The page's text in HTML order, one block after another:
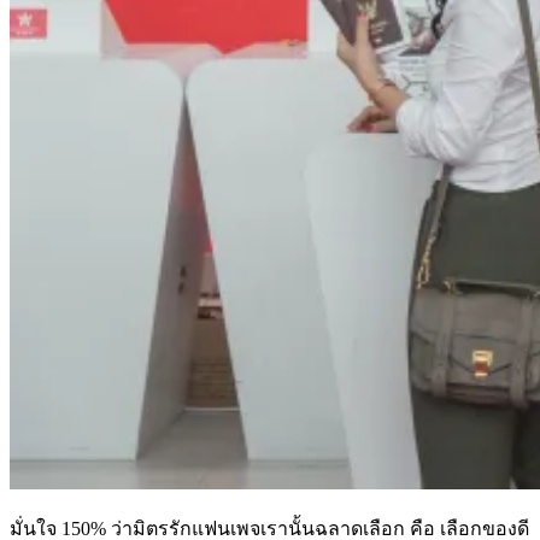
มั่นใจ 150% ว่ามิตรรักแฟนเพจเรานั้นฉลาดเลือก คือ เลือกของดี